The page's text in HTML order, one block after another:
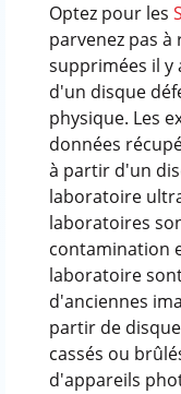
Optez pour les
parvenez pas
supprimées il y
d'un disque
physique. Les
données
à partir d'un
laboratoire
laboratoires
contamination
laboratoire
d'anciennes
partir de
cassés ou
d'appareils